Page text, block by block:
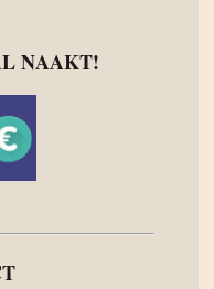
NAAKT!